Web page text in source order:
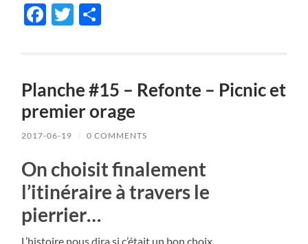
Facebook
Twitter
Planche #15 – Refonte – Picnic et
premier orage
2017-06-19 / 0 COMMENTS
On choisit finalement
l’itinéraire à travers le
pierrier…
L’histoire nous dira si c’était un bon choix.